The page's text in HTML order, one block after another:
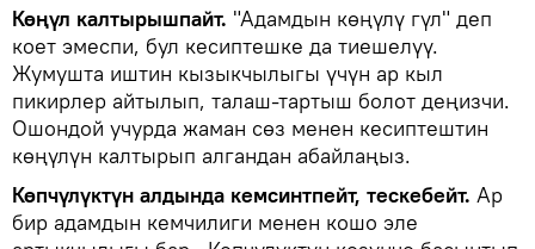
Көңүл калтырышпайт. "Адамдын көңүлү гүл" деп
коет эмеспи, бул кесиптешке да тиешелүү.
Жумушта иштин кызыкчылыгы үчүн ар кыл
пикирлер айтылып, талаш-тартыш болот деңизчи.
Ошондой учурда жаман сөз менен кесиптештин
көңүлүн калтырып алгандан абайлаңыз.
Көпчүлүктүн алдында кемсинтпейт, тескебейт. Ар
бир адамдын кемчилиги менен кошо эле